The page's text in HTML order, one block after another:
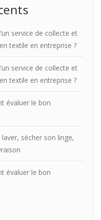
service de collecte et
textile en entreprise ?
service de collecte et
textile en entreprise ?
évaluer le bon
sécher son linge,
évaluer le bon